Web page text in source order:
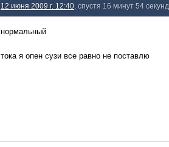
12 июня 2009 г. 12:40 , спустя 16 минут 54
нормальный
тока я опен сузи все равно не поставлю